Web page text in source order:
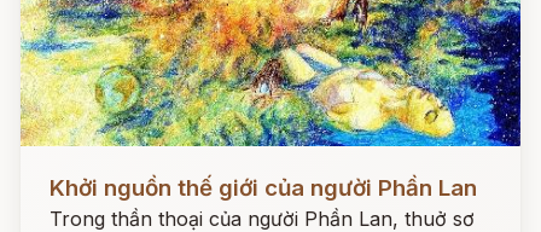
Khởi nguồn thế giới của người Phần Lan
Trong thần thoại của người Phần Lan, thuở sơ